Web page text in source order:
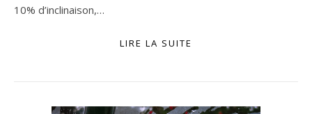
10% d’inclinaison,…
LIRE LA SUITE